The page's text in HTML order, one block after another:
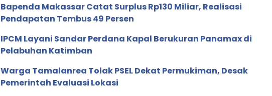
Bapenda Makassar Catat Surplus Rp130 Miliar, Realisasi
Pendapatan Tembus 49 Persen
IPCM Layani Sandar Perdana Kapal Berukuran Panamax di
Pelabuhan Katimban
Warga Tamalanrea Tolak PSEL Dekat Permukiman, Desak
Pemerintah Evaluasi Lokasi